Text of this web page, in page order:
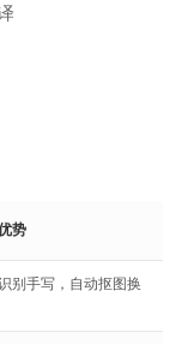
势
别手写，自动抠图换